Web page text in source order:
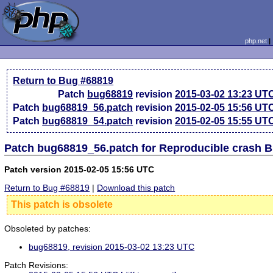
php.net
Return to Bug #68819
Patch bug68819 revision2015-03-02 13:23
Patch bug68819_56.patch revision2015-02-05 15:56
Patch bug68819_54.patch revision2015-02-05 15:55
Patch bug68819_56.patch for Reproducible crash
Patch version 2015-02-05 15:56 UTC
Return to Bug #68819 | Download this patch
This patch is obsolete
Obsoleted by patches:
bug68819, revision 2015-03-02 13:23 UTC
Patch Revisions: